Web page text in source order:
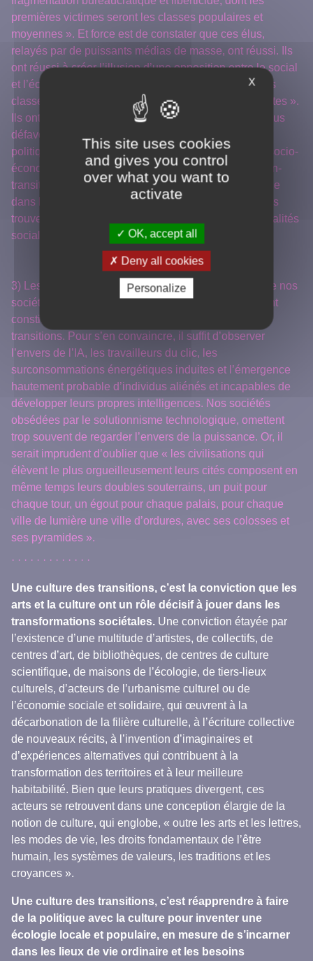
premières victimes seront les classes populaires et
moyennes ». Et force est de constater que ces élus,
relayés par de puissants médias de masse, ont réussi. Ils
ont réussi à créer l’illusion d’une opposition entre le social
et l’écologique et à monter un conflit artificiel entre les
classes populaires, les « zadistes » et autres « wokistes ».
Ils ont réussi à populariser l’idée selon laquelle les plus
défavorisés seraient les plus grands perdants des
politiques de transition écologique. Or, les analyses socio-
économiques montrent exactement l’inverse. « La non-
transition écologique – c’est-à-dire la situation actuelle
dans laquelle les crises écologiques s’aggravent sans
trouver de réponse adéquate – est génératrice d’inégalités
sociales qui touchent d’abord les plus démunis. »
3) Les outils technologiques et la fascination béate de nos
sociétés pour l’intelligence artificielle (IA) ne sauraient
constituer des réponses sérieuses aux défis des
transitions. Pour s’en convaincre, il suffit d’observer
l’envers de l’IA, les travailleurs du clic, les
surconsommations énergétiques induites et l’émergence
hautement probable d’individus aliénés et incapables de
développer leurs propres intelligences. Nos sociétés
obsédées par le solutionnisme technologique, omettent
trop souvent de regarder l’envers de la puissance. Or, il
serait imprudent d’oublier que « les civilisations qui
élèvent le plus orgueilleusement leurs cités composent en
même temps leurs doubles souterrains, un puit pour
chaque tour, un égout pour chaque palais, pour chaque
ville de lumière une ville d’ordures, avec ses colosses et
ses pyramides ».
Une culture des transitions, c’est la conviction que les
arts et la culture ont un rôle décisif à jouer dans les
transformations sociétales. Une conviction étayée par
l’existence d’une multitude d’artistes, de collectifs, de
centres d’art, de bibliothèques, de centres de culture
scientifique, de maisons de l’écologie, de tiers-lieux
culturels, d’acteurs de l’urbanisme culturel ou de
l’économie sociale et solidaire, qui œuvrent à la
décarbonation de la filière culturelle, à l’écriture collective
de nouveaux récits, à l’invention d’imaginaires et
d’expériences alternatives qui contribuent à la
transformation des territoires et à leur meilleure
habitabilité. Bien que leurs pratiques divergent, ces
acteurs se retrouvent dans une conception élargie de la
notion de culture, qui englobe, « outre les arts et les lettres,
les modes de vie, les droits fondamentaux de l’être
humain, les systèmes de valeurs, les traditions et les
croyances ».
Une culture des transitions, c’est réapprendre à faire
de la politique avec la culture pour inventer une
écologie locale et populaire, en mesure de s’incarner
dans les lieux de vie ordinaire et les besoins
X
This site uses cookies
and gives you control
over what you want to
activate
OK, accept all
Deny all cookies
Personalize